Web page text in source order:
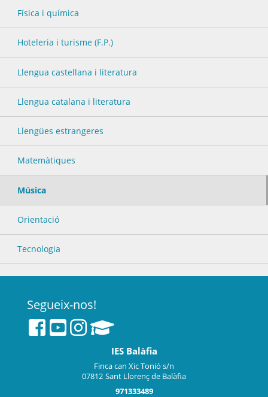
Física i química
Hoteleria i turisme (F.P.)
Llengua castellana i literatura
Llengua catalana i literatura
Llengües estrangeres
Matemàtiques
Música
Orientació
Tecnologia
Segueix-nos!
IES Balàfia
Finca can Xic Tonió s/n
07812 Sant Llorenç de Balàfia
971333489